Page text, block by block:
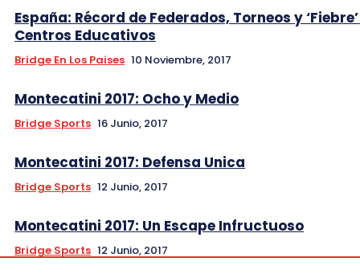
España: Récord de Federados, Torneos y
Centros Educativos
Bridge En Los Paises 10 Noviembre, 2017
Montecatini 2017: Ocho y Medio
Bridge Sports 16 Junio, 2017
Montecatini 2017: Defensa Unica
Bridge Sports 12 Junio, 2017
Montecatini 2017: Un Escape Infructuoso
Bridge Sports 12 Junio, 2017